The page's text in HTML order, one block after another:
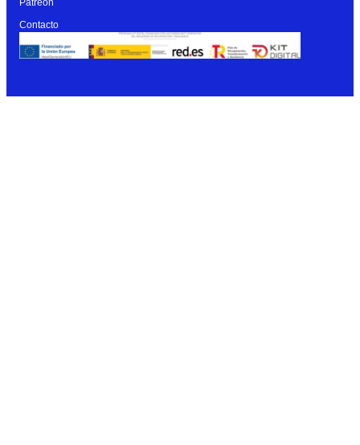
Patreon
Contacto